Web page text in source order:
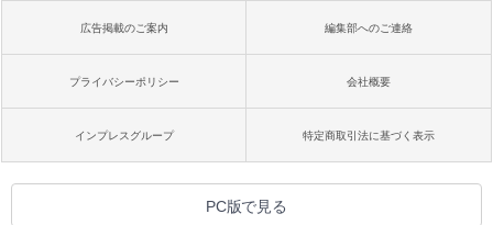
広告掲載のご案内 編集部へのご連絡
プライバシーポリシー 会社概要
インプレスグループ 特定商取引法に基づく表示
PC版で見る